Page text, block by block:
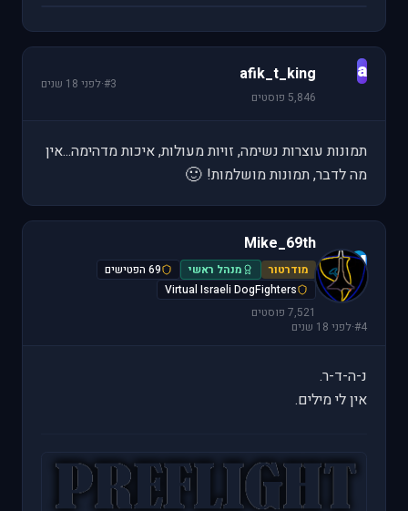
a
afik_t_king
5,846 פוסטים
#3
·לפני 18 שנים
תמונות עוצרות נשימה, זויות מעולות, איכות מדהימה...אין
מה לדבר, תמונות מושלמות! 🙂
M
Mike_69th
מודרטור מנהל ראשי
69 הפטישים
Virtual Israeli DogFighters
7,521 פוסטים
#4
·לפני 18 שנים
נ-ה-ד-ר.
אין לי מילים.